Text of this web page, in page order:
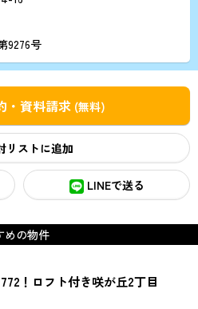
9276号
・資料請求 (無料)
リスト
LINEで送る
めの物件
！ロフト付き咲が丘2丁目